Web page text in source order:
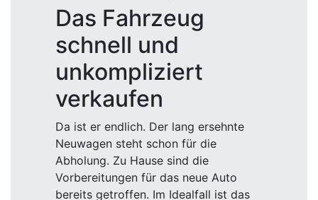
Das Fahrzeug
schnell und
unkompliziert
verkaufen
Da ist er endlich. Der lang ersehnte
Neuwagen steht schon für die
Abholung. Zu Hause sind die
Vorbereitungen für das neue Auto
bereits getroffen. Im Idealfall ist das